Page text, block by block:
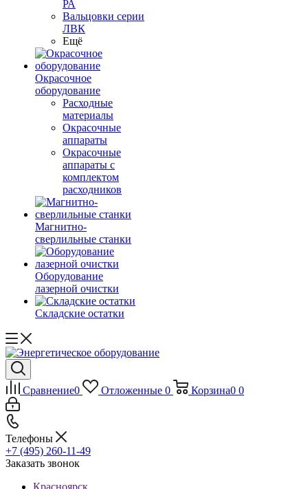
РА
Вальцовки серии
ЛВК
Ещё
Окрасочное
оборудование
Расходные
материалы
Окрасочные
аппараты
Окрасочные
аппараты с
комплектом
расходников
Магнитно-
сверлильные станки
Оборудование
лазерной очистки
Складские остатки
Сравнение0 Отложенные 0 Корзина0 0
Телефоны
+7 (495) 260-11-49
Заказать звонок
Красноярск